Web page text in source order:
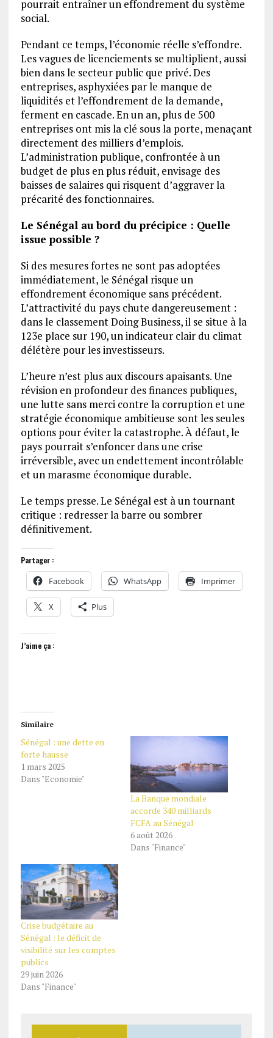
pourrait entraîner un effondrement du système
social.
Pendant ce temps, l’économie réelle s’effondre.
Les vagues de licenciements se multiplient, aussi
bien dans le secteur public que privé. Des
entreprises, asphyxiées par le manque de
liquidités et l’effondrement de la demande,
ferment en cascade. En un an, plus de 500
entreprises ont mis la clé sous la porte, menaçant
directement des milliers d’emplois.
L’administration publique, confrontée à un
budget de plus en plus réduit, envisage des
baisses de salaires qui risquent d’aggraver la
précarité des fonctionnaires.
Le Sénégal au bord du précipice : Quelle
issue possible ?
Si des mesures fortes ne sont pas adoptées
immédiatement, le Sénégal risque un
effondrement économique sans précédent.
L’attractivité du pays chute dangereusement :
dans le classement Doing Business, il se situe à la
123e place sur 190, un indicateur clair du climat
délétère pour les investisseurs.
L’heure n’est plus aux discours apaisants. Une
révision en profondeur des finances publiques,
une lutte sans merci contre la corruption et une
stratégie économique ambitieuse sont les seules
options pour éviter la catastrophe. À défaut, le
pays pourrait s’enfoncer dans une crise
irréversible, avec un endettement incontrôlable
et un marasme économique durable.
Le temps presse. Le Sénégal est à un tournant
critique : redresser la barre ou sombrer
définitivement.
Partager :
Facebook WhatsApp Imprimer
X Plus
J’aime ça :
Similaire
Sénégal : une dette en
forte hausse
1 mars 2025
Dans "Economie"
La Banque mondiale
accorde 340 milliards
FCFA au Sénégal
6 août 2026
Dans "Finance"
Crise budgétaire au
Sénégal : le déficit de
visibilité sur les comptes
publics
29 juin 2026
Dans "Finance"